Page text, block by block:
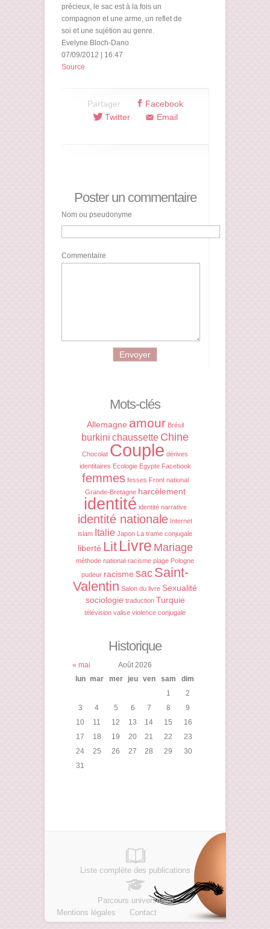
précieux, le sac est à la fois un
compagnon et une arme, un reflet de
soi et une sujétion au genre.
Evelyne Bloch-Dano
07/09/2012 | 16:47
Source
Partager
Facebook
Twitter
Email
Poster un commentaire
Nom ou pseudonyme
Commentaire
Mots-clés
Allemagne amour Brésil
burkini chaussette Chine
Chocolat Couple dérives
identitaires Ecologie Egypte Facebook
femmes fesses Front national
Grande-Bretagne harcèlement
identité identité narrative
identité nationale Internet
islam Italie Japon La trame conjugale
liberté Lit Livre Mariage
méthode national-racisme plage Pologne
pudeur racisme sac Saint-
Valentin Salon du livre Sexualité
sociologie traduction Turquie
télévision valise violence conjugale
Historique
« mai
Août 2026
lun mar mer jeu ven sam
dim
1
2
3
4 5 6 7 8
9
10
11 12 13 14 15
16
17
18 19 20 21 22
23
24
25 26 27 28 29
30
31
Liste complète des publications
Parcours universitaire
Mentions légales
Contact